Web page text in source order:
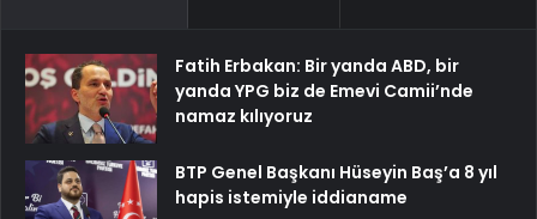
Fatih Erbakan: Bir yanda ABD, bir
yanda YPG biz de Emevi Camii’nde
namaz kılıyoruz
BTP Genel Başkanı Hüseyin Baş’a 8 yıl
hapis istemiyle iddianame